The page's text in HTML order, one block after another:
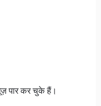
पार कर चुके हैं।